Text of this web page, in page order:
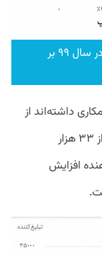
نسبت استفاده کاربران از موبایل و دسکتاپ در سال ۹۹ بر
۹۹ با یکتانت همکاری داشته‌اند از
بیش از ۱۵ هزار تبلیغ‌کننده در سال ۹۸ به بیش از ۳۳ هزار
دهنده افزایش